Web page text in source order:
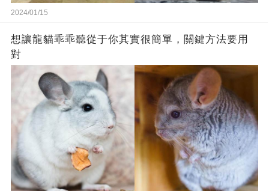
2024/01/15
想讓龍貓乖乖聽從于你其實很簡單，關鍵方法要用
對